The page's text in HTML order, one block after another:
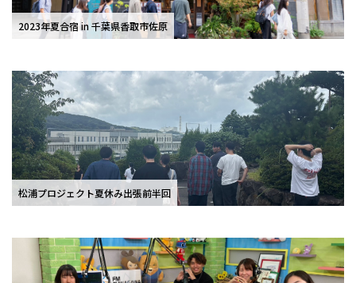
2023年夏合宿 in 千葉県香取市佐原
松浦プロジェクト夏休み出張前半回